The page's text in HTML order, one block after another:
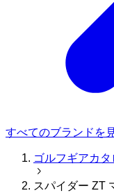
すべてのブランドを
ゴルフギアカタ
スパイダー ZT